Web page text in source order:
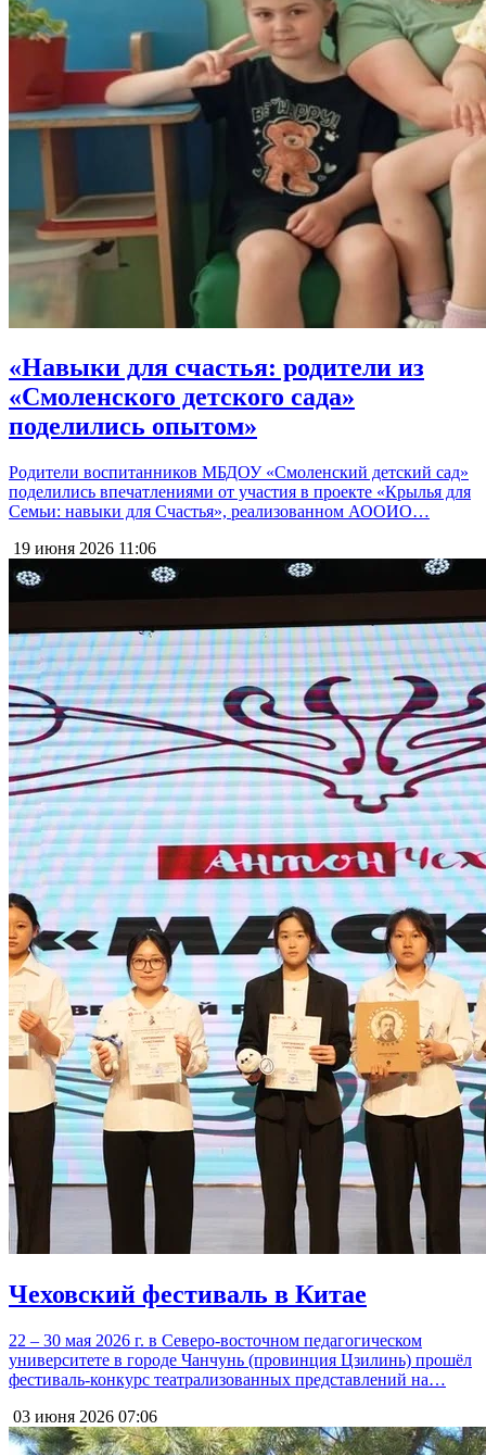
«Навыки для счастья: родители из
«Смоленского детского сада»
поделились опытом»
Родители воспитанников МБДОУ «Смоленский детский сад»
поделились впечатлениями от участия в проекте «Крылья для
Семьи: навыки для Счастья», реализованном АООИО…
19 июня 2026 11:06
Чеховский фестиваль в Китае
22 – 30 мая 2026 г. в Северо-восточном педагогическом
университете в городе Чанчунь (провинция Цзилинь) прошёл
фестиваль-конкурс театрализованных представлений на…
03 июня 2026 07:06